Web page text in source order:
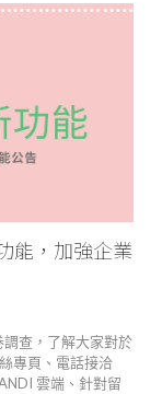
能，加強企業
查，了解大家對於
專頁、電話接洽
雲端、針對留